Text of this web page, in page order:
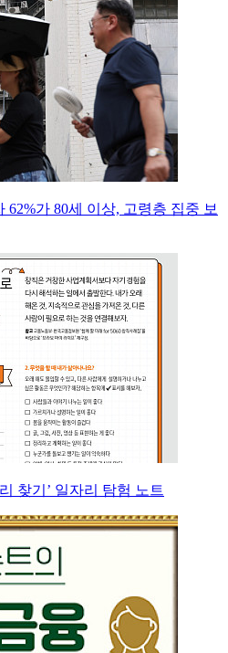
62%가 80세 이상, 고령층 집중 보
찾기’ 일자리 탐험 노트